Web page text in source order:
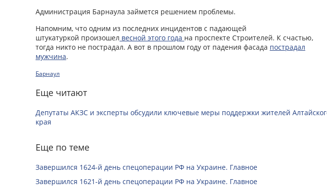
Администрация Барнаула займется решением проблемы.
Напомним, что одним из последних инцидентов с падающей
штукатуркой произошел весной этого года на проспекте Строителей. К счастью,
тогда никто не пострадал. А вот в прошлом году от падения фасада пострадал
мужчина.
Барнаул
Еще читают
Депутаты АКЗС и эксперты обсудили ключевые меры поддержки жителей
края
Еще по теме
Завершился 1624-й день спецоперации РФ на Украине. Главное
Завершился 1621-й день спецоперации РФ на Украине. Главное